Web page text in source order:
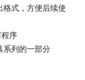
格式，方便后续使
序
系列的一部分